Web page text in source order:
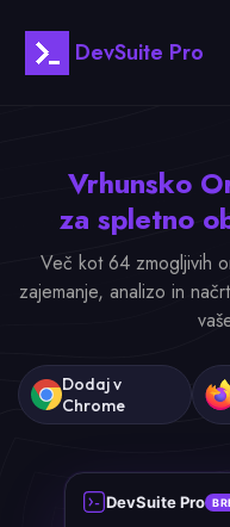
DevSuite Pro
Vrhunsko
za spletno
Več kot 64 zmogljivih
zajemanje, analizo in
Dodaj v
Chrome
DevSuite Pro